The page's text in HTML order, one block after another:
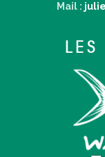
Mail :
LES